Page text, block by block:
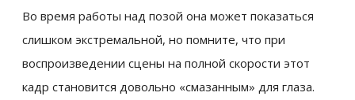
Во время работы над позой она может показаться
слишком экстремальной, но помните, что при
воспроизведении сцены на полной скорости этот
кадр становится довольно «смазанным» для глаза.